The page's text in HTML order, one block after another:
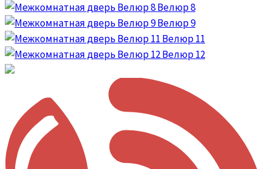
Велюр 8
Велюр 9
Велюр 11
Велюр 12